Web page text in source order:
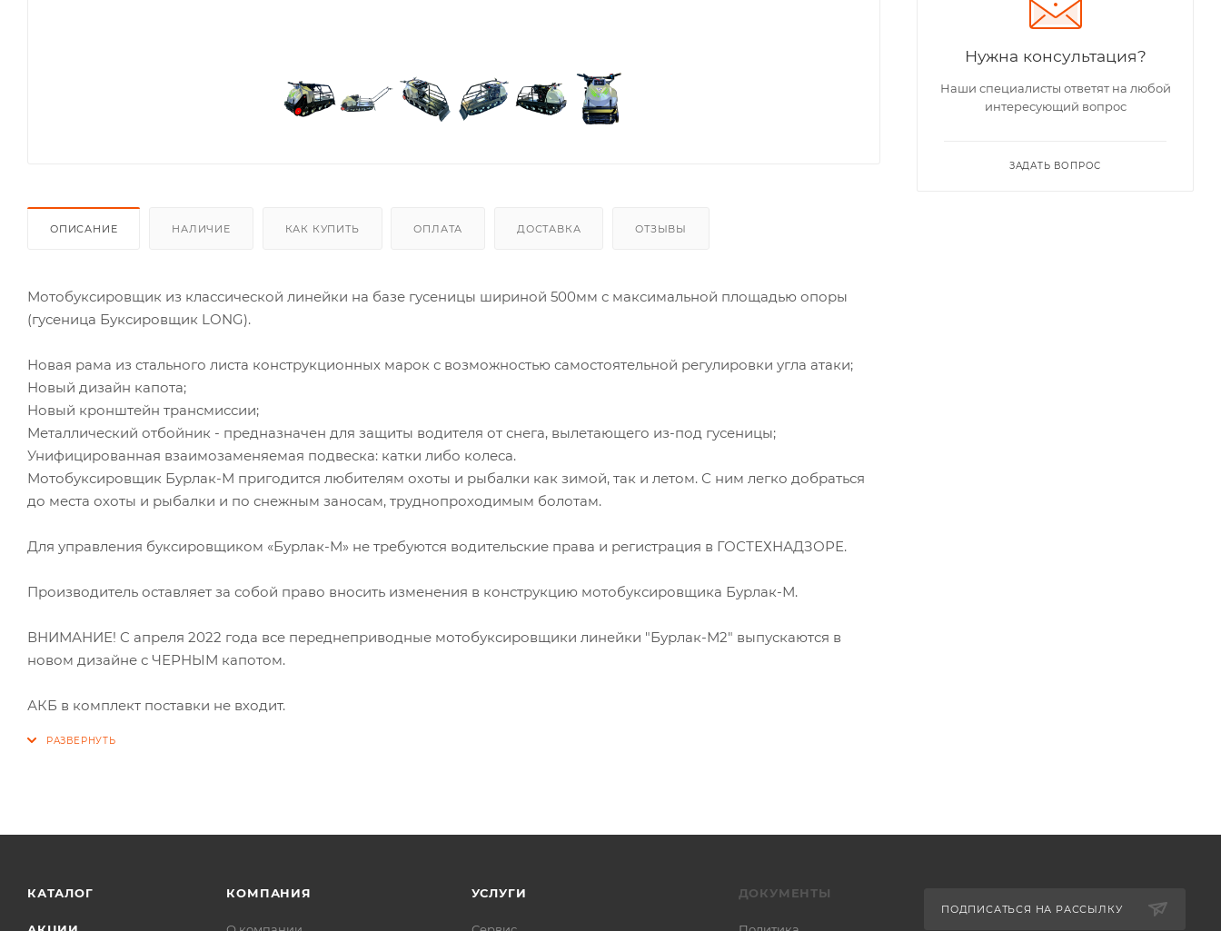
ОПИСАНИЕ НАЛИЧИЕ КАК КУПИТЬ ОПЛАТА ДОСТАВКА ОТЗЫВЫ
Мотобуксировщик из классической линейки на базе гусеницы шириной 500мм с максимальной площадью опоры
(гусеница Буксировщик LONG).
Новая рама из стального листа конструкционных марок с возможностью самостоятельной регулировки угла атаки;
Новый дизайн капота;
Новый кронштейн трансмиссии;
Металлический отбойник - предназначен для защиты водителя от снега, вылетающего из-под гусеницы;
Унифицированная взаимозаменяемая подвеска: катки либо колеса.
Мотобуксировщик Бурлак-М пригодится любителям охоты и рыбалки как зимой, так и летом. С ним легко добраться
до места охоты и рыбалки и по снежным заносам, труднопроходимым болотам.
Для управления буксировщиком «Бурлак-М» не требуются водительские права и регистрация в ГОСТЕХНАДЗОРЕ.
Производитель оставляет за собой право вносить изменения в конструкцию мотобуксировщика Бурлак-М.
ВНИМАНИЕ! C апреля 2022 года все переднеприводные мотобуксировщики линейки "Бурлак-М2" выпускаются в
новом дизайне с ЧЕРНЫМ капотом.
АКБ в комплект поставки не входит.
Нужна консультация?
Наши специалисты ответят на любой
интересующий вопрос
ЗАДАТЬ ВОПРОС
КАТАЛОГ КОМПАНИЯ УСЛУГИ ДОКУМЕНТЫ
ПОДПИСАТЬСЯ НА РАССЫЛКУ